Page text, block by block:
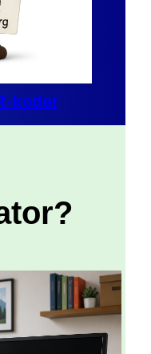
koder